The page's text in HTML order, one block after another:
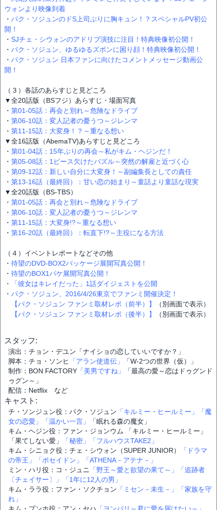
ウォンより映像到着
・ パク・ソジュンのドS上司ぶりに胸キュン！？スペシャルPV初公
開！
・ SJチェ・シウォンのアドリブ演技に注目！特典映像初公開！
・ パク・ソジュン、ゆるゆるズボンに困り顔！特典映像初公開！
・ パク・ソジュン 日本ファンに向けたコメントメッセージ動画公
開！
（３）各話のあらすじと見どころ
▼全20話版（BSフジ）あらすじ・場面写真
・ 第01-05話：再会と別れ～危険なドライブ
・ 第06-10話：変人記者の憂うつ～ジレンマ
・ 第11-15話：大変身！？～重なる想い
▼全16話版（AbemaTV)あらすじと見どころ
・ 第01-04話：15年ぶりの再会～私がキム・ヘジンだ！
・ 第05-08話：1ピース欠けたパズル～突然の解雇と近づく心
・ 第09-12話：新しい自分に大変身！～副編集長としての責任
・ 第13-16話（最終回）：甘い恋の始まり～童話より童話な現実
▼全20話版（BS-TBS）
・ 第01-05話：再会と別れ～危険なドライブ
・ 第06-10話：変人記者の憂うつ～ジレンマ
・ 第11-15話：大変身!?～重なる想い
・ 第16-20話（最終回）：転直下!?～主役になる方法
（４）イベントレポートなどその他
・ 待望のDVD-BOX2パッケージ展開写真公開！
・ 待望のBOX1パケ展開写真公開！
・
「彼女はキレイだった」1話ダイジェストを公開
・ パク・ソジュン、2016/4/26東京でファンミ開催決定！
【パク・ソジュン ファンミ取材レポ（前半）】
（別画面で表示）
【パク・ソジュン ファンミ取材レポ（後半）】
（別画面で表示）
スタッフ:
演出：チョン・デユン「ナイショの恋していいですか？」
脚本：チョ・ソンヒ
「アラン使道伝」
「W‐2つの世界（仮）」
制作：BON FACTORY 「美男ですね」
「最高の愛～恋はドゥグンド
ゥグン～」
配信：Netflix など
キャスト:
チ・ソンジュン役：パク・ソジュン 「キルミー・ヒールミー」
「魔
女の恋愛」
「温かい一言」
「眠れる森の魔女」
キム・ヘジン役：ファン・ジョンウム 「キルミー・ヒールミー」
「果てしない愛」
「秘密」
「フルハウスTAKE2」
キム・シニョク役：チェ・シウォン（SUPER JUNIOR）
「ドラマ
の帝王」
「ポセイドン」
「ATHENA－アテナ－」
ミン・ハリ役：コ・ジュニ
「野王～愛と欲望の果て～」
「追跡者
〔チェイサー〕」
「1年に12人の男」
キム・ララ役：ファン・ソクチョン 「ミセン－未生－」
「家族を守
れ」